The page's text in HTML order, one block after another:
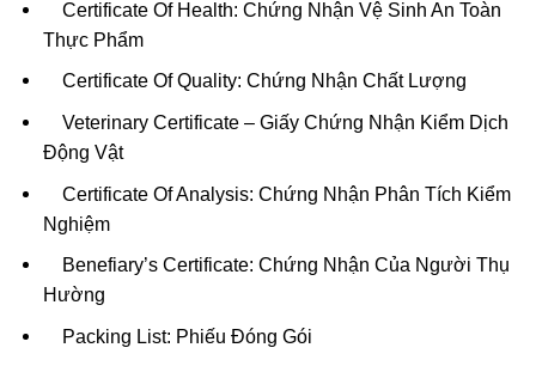
Certificate Of Health: Chứng Nhận Vệ Sinh An Toàn
Thực Phẩm
Certificate Of Quality: Chứng Nhận Chất Lượng
Veterinary Certificate – Giấy Chứng Nhận Kiểm Dịch
Động Vật
Certificate Of Analysis: Chứng Nhận Phân Tích Kiểm
Nghiệm
Benefiary’s Certificate: Chứng Nhận Của Người Thụ
Hường
Packing List: Phiếu Đóng Gói